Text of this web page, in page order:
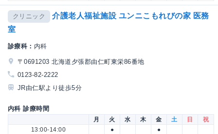
クリニック
介護老人福祉施設 ユンニこもれびの家 医務
室
診療科： 内科
〒0691203 北海道夕張郡由仁町東栄86番地
0123-82-2222
JR由仁駅より徒歩5分
内科 診療時間
月 火 水 木 金 土 日
祝
13:00-14:00
● ●